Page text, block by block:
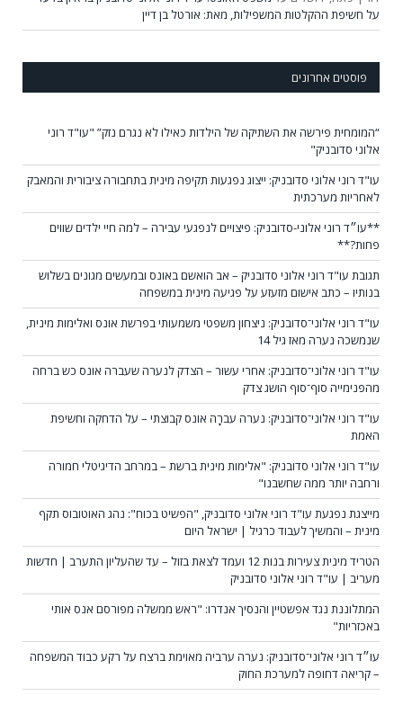
על חשיפת ההקלטות המשפילות, מאת: אורטל בן דיין
פוסטים אחרונים
“המומחית פירשה את השתיקה של הילדות כאילו לא נגרם נזק” "עו"ד רוני
אלוני סדובניק"
עו"ד רוני אלוני סדובניק: ייצוג נפגעות תקיפה מינית בתחבורה ציבורית והמאבק
לאחריות מערכתית
**עו״ד רוני אלוני-סדובניק: פיצויים לנפגעי עבירה – למה חיי ילדים שווים
פחות?**
תגובת עו"ד רוני אלוני סדובניק – אב הואשם באונס ובמעשים מגונים בשלוש
בנותיו – כתב אישום מזעזע על פגיעה מינית במשפחה
עו"ד רוני אלוני־סדובניק: ניצחון משפטי משמעותי בפרשת אונס ואלימות מינית,
שנמשכה נערה מאז גיל 14
עו"ד רוני אלוני־סדובניק: אחרי עשור – הצדק לנערה שעברה אונס כש ברחה
מהפנימייה סוף־סוף הושג צדק
עו"ד רוני אלוני־סדובניק: נערה עברָה אונס קבוצתי – על הדחקה וחשיפת
האמת
עו"ד רוני אלוני סדובניק: "אלימות מינית ברשת – במרחב הדיגיטלי חמורה
ורחבה יותר ממה שחשבנו"
מייצגת נפגעת עו"ד רוני אלוני סדובניק, "הפשיט בכוח": נהג האוטובוס תקף
מינית – והמשיך לעבוד כרגיל | ישראל היום
הטריד מינית צעירות בנות 12 ועמד לצאת בזול – עד שהעליון התערב | חדשות
מעריב | עו"ד רוני אלוני סדובניק
המתלוננת נגד אפשטיין והנסיך אנדרו: "ראש ממשלה מפורסם אנס אותי
באכזריות"
עו״ד רוני אלוני־סדובניק: נערה ערביה מאוימת ברצח על רקע כבוד המשפחה
– קריאה דחופה למערכת החוק